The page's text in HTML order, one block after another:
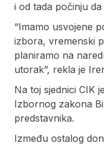
i od tada počinju
“Imamo usvojene
izbora, vremenski
planiramo na
utorak”, rekla je
Na toj sjednici CIK
Izbornog zakona
predstavnika.
Između ostalog